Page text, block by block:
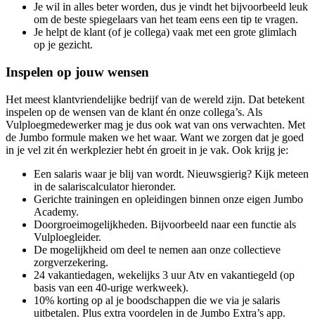
Je wil in alles beter worden, dus je vindt het bijvoorbeeld leuk
om de beste spiegelaars van het team eens een tip te vragen.
Je helpt de klant (of je collega) vaak met een grote glimlach
op je gezicht.
Inspelen op jouw wensen
Het meest klantvriendelijke bedrijf van de wereld zijn. Dat betekent
inspelen op de wensen van de klant én onze collega’s. Als
Vulploegmedewerker mag je dus ook wat van ons verwachten. Met
de Jumbo formule maken we het waar. Want we zorgen dat je goed
in je vel zit én werkplezier hebt én groeit in je vak. Ook krijg je:
Een salaris waar je blij van wordt. Nieuwsgierig? Kijk meteen
in de salariscalculator hieronder.
Gerichte trainingen en opleidingen binnen onze eigen Jumbo
Academy.
Doorgroeimogelijkheden. Bijvoorbeeld naar een functie als
Vulploegleider.
De mogelijkheid om deel te nemen aan onze collectieve
zorgverzekering.
24 vakantiedagen, wekelijks 3 uur Atv en vakantiegeld (op
basis van een 40-urige werkweek).
10% korting op al je boodschappen die we via je salaris
uitbetalen. Plus extra voordelen in de Jumbo Extra’s app.